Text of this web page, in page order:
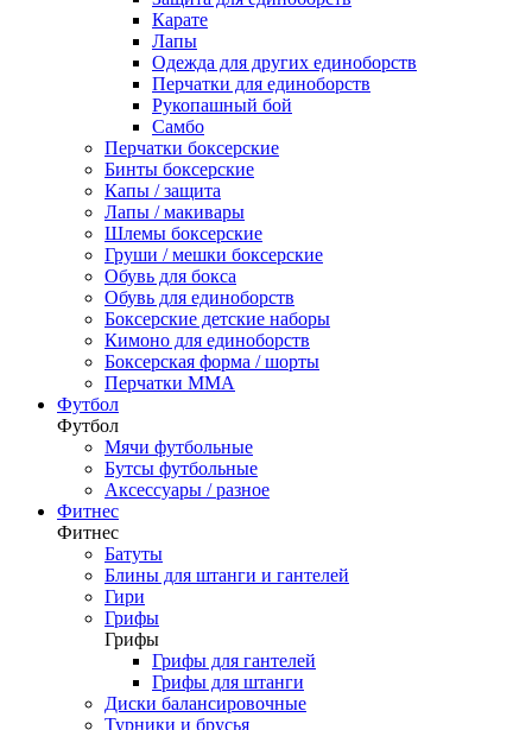
Карате
Лапы
Одежда для других единоборств
Перчатки для единоборств
Рукопашный бой
Самбо
Перчатки боксерские
Бинты боксерские
Капы / защита
Лапы / макивары
Шлемы боксерские
Груши / мешки боксерские
Обувь для бокса
Обувь для единоборств
Боксерские детские наборы
Кимоно для единоборств
Боксерская форма / шорты
Перчатки ММА
Футбол
Футбол
Мячи футбольные
Бутсы футбольные
Аксессуары / разное
Фитнес
Фитнес
Батуты
Блины для штанги и гантелей
Гири
Грифы
Грифы
Грифы для гантелей
Грифы для штанги
Диски балансировочные
Турники и брусья